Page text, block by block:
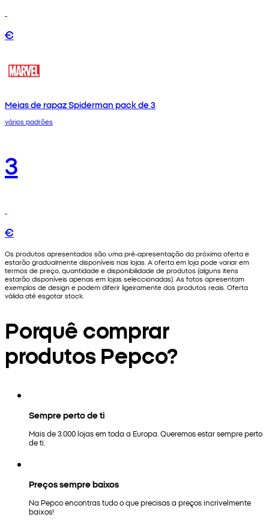
€
Meias de rapaz Spiderman pack de 3
vários padrões
3
€
Os produtos apresentados são uma pré-apresentação da próxima oferta e
estarão gradualmente disponíveis nas lojas. A oferta em loja pode variar em
termos de preço, quantidade e disponibilidade de produtos (alguns itens
estarão disponíveis apenas em lojas seleccionadas). As fotos apresentam
exemplos de design e podem diferir ligeiramente dos produtos reais. Oferta
válida até esgotar stock.
Porquê comprar
produtos Pepco?
Sempre perto de ti
Mais de 3.000 lojas em toda a Europa. Queremos estar sempre perto
de ti.
Preços sempre baixos
Na Pepco encontras tudo o que precisas a preços incrivelmente
baixos!